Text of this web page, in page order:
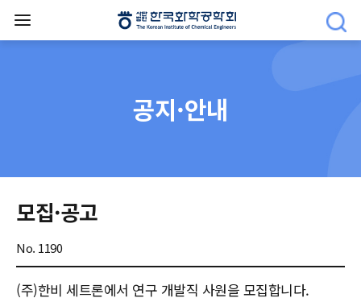
공지·안내
모집·공고
No. 1190
(주)한비 세트론에서 연구 개발직 사원을 모집합니다.